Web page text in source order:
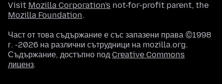
Visit Mozilla Corporation's not-for-profit parent, the
Mozilla Foundation.
Част от това съдържание е със запазени права ©1998
г. -2026 на различни сътрудници на mozilla.org.
Съдържание, достъпно под Creative Commons
лиценз.